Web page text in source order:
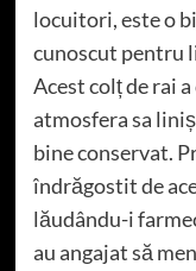
locuitori, este o
cunoscut pentru
Acest colț de rai
atmosfera sa
bine conservat.
îndrăgostit de
lăudându-i
au angajat să